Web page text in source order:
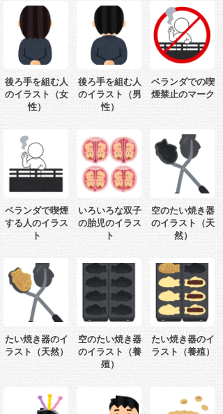
後ろ手を組む人
のイラスト（女
性）
後ろ手を組む人
のイラスト（男
性）
ベランダでの喫
煙禁止のマーク
ベランダで喫煙
する人のイラス
ト
いろいろな双子
の胎児のイラス
ト
空のたい焼き器
のイラスト（天
然）
たい焼き器のイ
ラスト（天然）
空のたい焼き器
のイラスト（養
殖）
たい焼き器のイ
ラスト（養殖）